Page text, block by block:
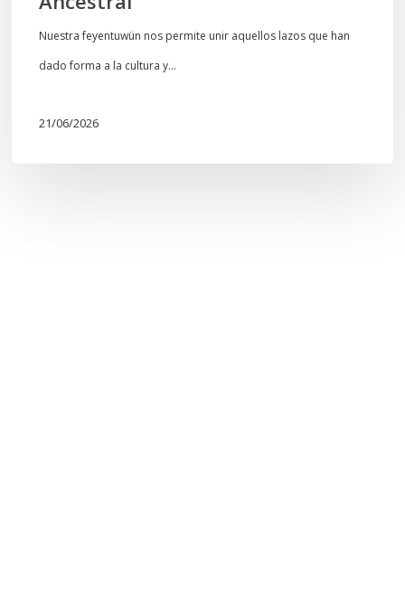
Nuestra feyentuwün nos permite unir aquellos lazos que han
dado forma a la cultura y…
21/06/2026